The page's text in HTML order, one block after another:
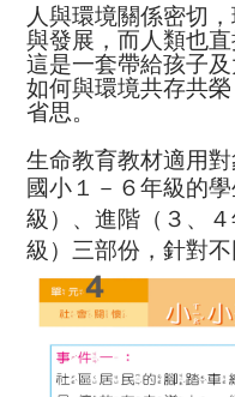
人與環境關係密切
與發展，而人類也直
這是一套帶給孩子
如何與環境共存共
省思。
生命教育教材適用對
國小１－６年級的
級）、進階（３、
級）三部份，針對不